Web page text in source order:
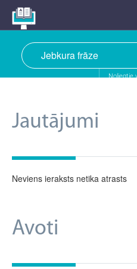
Noliegtie
Jautājumi
Neviens ieraksts netika atrasts
Avoti